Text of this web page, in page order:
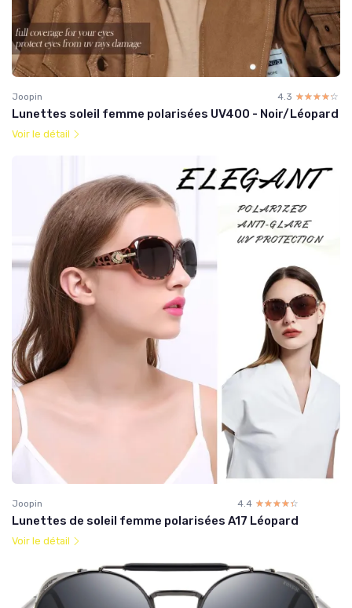
Joopin 4.3 ☆☆☆☆☆
★★★★★
Lunettes soleil femme polarisées UV400 - Noir/Léopard
Voir le détail
Joopin 4.4 ☆☆☆☆☆
★★★★★
Lunettes de soleil femme polarisées A17 Léopard
Voir le détail